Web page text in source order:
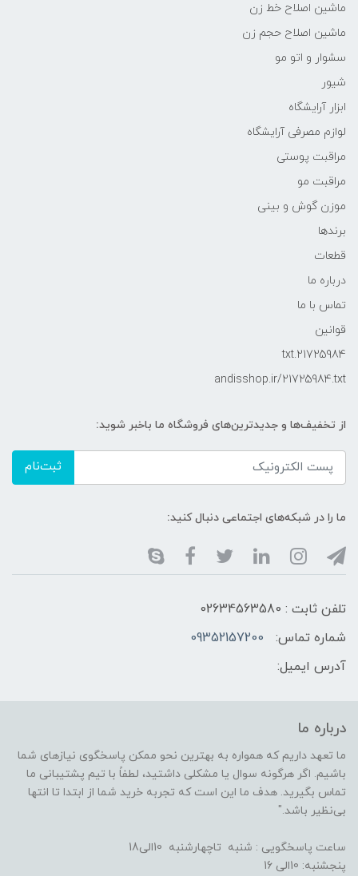
ماشین اصلاح خط زن
ماشین اصلاح حجم زن
سشوار و اتو مو
شیور
ابزار آرایشگاه
لوازم مصرفی آرایشگاه
مراقبت پوستی
مراقبت مو
موزن گوش و بینی
برندها
قطعات
درباره ما
تماس با ما
قوانین
21725984.txt
andisshop.ir/21725984.txt
از تخفیف‌ها و جدیدترین‌های فروشگاه ما باخبر شوید:
ثبت‌نام
ما را در شبکه‌های اجتماعی دنبال کنید:
تلفن ثابت : 02634563580
شماره تماس:
09352157200
آدرس ایمیل:
درباره ما
ما تعهد داریم که همواره به بهترین نحو ممکن پاسخگوی نیازهای شما
باشیم. اگر هرگونه سوال یا مشکلی داشتید، لطفاً با تیم پشتیبانی ما
تماس بگیرید. هدف ما این است که تجربه خرید شما از ابتدا تا انتها
بی‌نظیر باشد."
ساعت پاسخگویی : شنبه تاچهارشنبه 10الی18
پنجشنبه: 10الی 16